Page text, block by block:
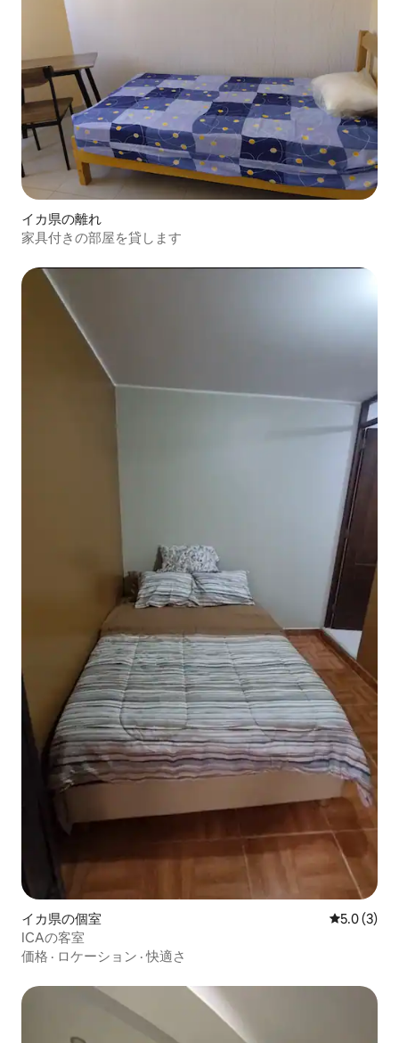
イカ県の離れ
家具付きの部屋を貸します
イカ県の個室 レビュー3
5.0 (3)
ICAの客室
価格 · ロケーション ·快適さ